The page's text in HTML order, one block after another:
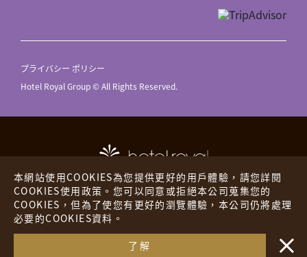
本網站使用COOKIES為您提供更好的用戶體驗，請您詳閱
COOKIES使用政策。您可以同意或拒絕本公司蒐集您的
COOKIES，但為了使您有更好的瀏覽體驗，本公司仍將處理
必要的COOKIES資料。
了解
・・
プライバシー ポリシー
Hotel Royal Group © All Rights Reserved.
ホテル ロイヤル ザ プレイス
ロイヤル イン